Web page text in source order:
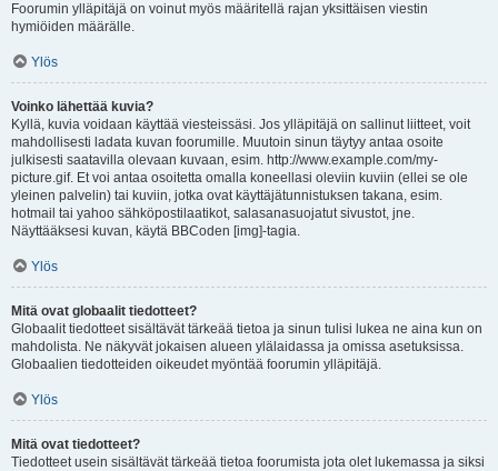
Foorumin ylläpitäjä on voinut myös määritellä rajan yksittäisen viestin
hymiöiden määrälle.
Ylös
Voinko lähettää kuvia?
Kyllä, kuvia voidaan käyttää viesteissäsi. Jos ylläpitäjä on sallinut liitteet, voit
mahdollisesti ladata kuvan foorumille. Muutoin sinun täytyy antaa osoite
julkisesti saatavilla olevaan kuvaan, esim. http://www.example.com/my-
picture.gif. Et voi antaa osoitetta omalla koneellasi oleviin kuviin (ellei se ole
yleinen palvelin) tai kuviin, jotka ovat käyttäjätunnistuksen takana, esim.
hotmail tai yahoo sähköpostilaatikot, salasanasuojatut sivustot, jne.
Näyttääksesi kuvan, käytä BBCoden [img]-tagia.
Ylös
Mitä ovat globaalit tiedotteet?
Globaalit tiedotteet sisältävät tärkeää tietoa ja sinun tulisi lukea ne aina kun on
mahdolista. Ne näkyvät jokaisen alueen ylälaidassa ja omissa asetuksissa.
Globaalien tiedotteiden oikeudet myöntää foorumin ylläpitäjä.
Ylös
Mitä ovat tiedotteet?
Tiedotteet usein sisältävät tärkeää tietoa foorumista jota olet lukemassa ja siksi